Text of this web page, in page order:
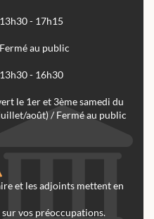
- 17h15
au public
- 16h30
le 1er et 3ème samedi du
août) / Fermé au public
et les adjoints mettent en
vos préoccupations.